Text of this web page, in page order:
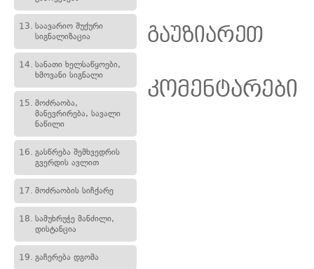
13. საავარიო შუქური
სიგნალიზაცია
14. სანათი ხელსაწყოები,
ხმოვანი სიგნალი
15. მოძრაობა,
მანევრირება, სავალი
ნაწილი
16. გასწრება შემხვედრის
გვერდის ავლით
17. მოძრაობის სიჩქარე
18. სამუხრუჭე მანძილი,
დისტანცია
19. გაჩერება დგომა
გაუზიარეთ
კომენტარები